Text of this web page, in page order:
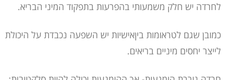
לחרדה יש חלק משמעותי בהפרעות בתפקוד המיני הבריא.
כמובן שגם לטראומות ביןאישיות יש השפעה נכבדת על היכולת
לייצר יחסים מיניים בריאים.